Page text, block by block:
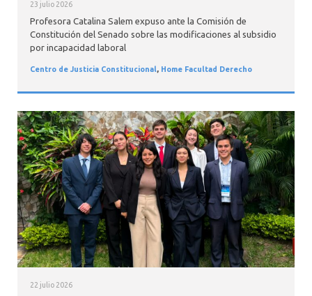
23 julio 2026
Profesora Catalina Salem expuso ante la Comisión de
Constitución del Senado sobre las modificaciones al subsidio
por incapacidad laboral
Centro de Justicia Constitucional, Home Facultad Derecho
22 julio 2026